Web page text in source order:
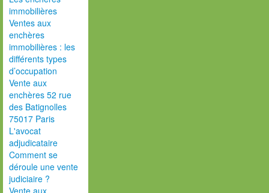
immobilières
Ventes aux
enchères
immobilières : les
différents types
d’occupation
Vente aux
enchères 52 rue
des Batignolles
75017 Paris
L'avocat
adjudicataire
Comment se
déroule une vente
judiciaire ?
Vente aux